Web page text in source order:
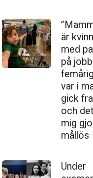
är
med
på
var i
gick
och
mig
mållös
Under